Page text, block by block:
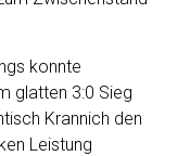
konnte
glatten 3:0 Sieg
Krannich den
Leistung